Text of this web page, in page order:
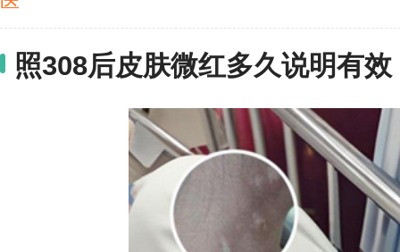
照308后皮肤微红多久说明有效